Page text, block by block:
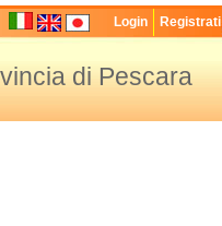
Login Registrati
di Pescara